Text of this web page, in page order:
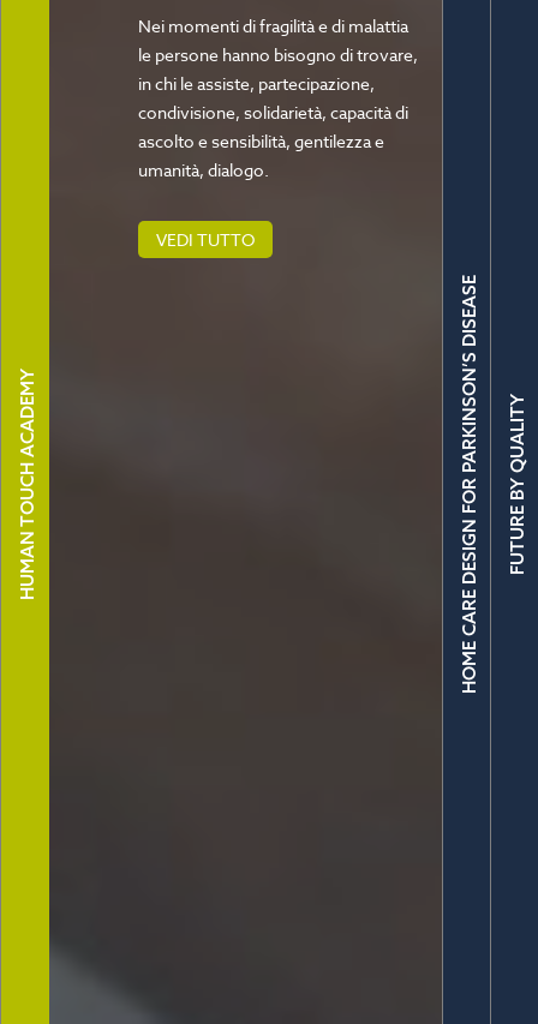
HUMAN TOUCH ACADEMY
Nei momenti di fragilità e di malattia
le persone hanno bisogno di trovare,
in chi le assiste, partecipazione,
condivisione, solidarietà, capacità di
ascolto e sensibilità, gentilezza e
umanità, dialogo.
VEDI TUTTO
HOME CARE DESIGN FOR PARKINSON’S DISEASEFUTURE BY QUALITY